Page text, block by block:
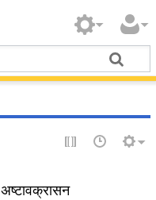
अष्टावक्रासन